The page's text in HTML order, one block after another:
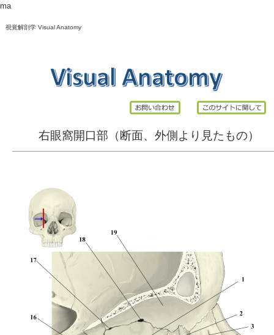
ma
視覚解剖学 Visual Anatomy
右眼窩開口部（断面、外側より見たもの）